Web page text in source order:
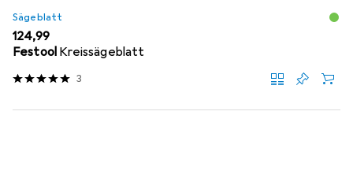
Sägeblatt
EUR
124,99
Festool Kreissägeblatt
3